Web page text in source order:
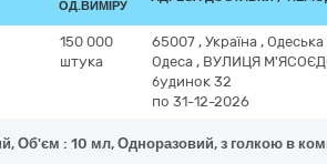
ОД.ВИМІРУ
150 000
штука
65007 , Україна , Одеська
Одеса , ВУЛИЦЯ
будинок 32
по 31-12-2026
: 10 мл, Одноразовий, з голкою в